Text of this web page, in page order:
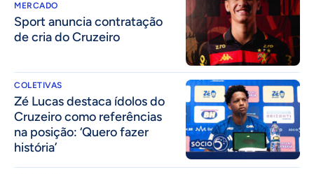
MERCADO
Sport anuncia contratação
de cria do Cruzeiro
COLETIVAS
Zé Lucas destaca ídolos do
Cruzeiro como referências
na posição: ‘Quero fazer
história’